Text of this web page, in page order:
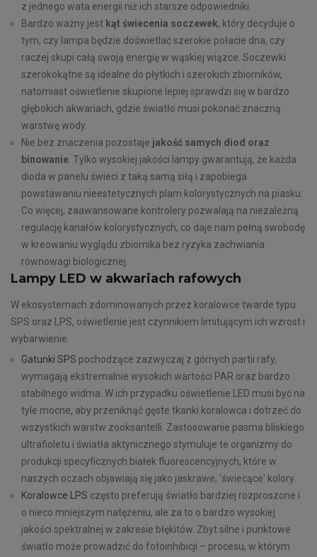
z jednego wata energii niż ich starsze odpowiedniki.
Bardzo ważny jest kąt świecenia soczewek, który decyduje o
tym, czy lampa będzie doświetlać szerokie połacie dna, czy
raczej skupi całą swoją energię w wąskiej wiązce. Soczewki
szerokokątne są idealne do płytkich i szerokich zbiorników,
natomiast oświetlenie skupione lepiej sprawdzi się w bardzo
głębokich akwariach, gdzie światło musi pokonać znaczną
warstwę wody.
Nie bez znaczenia pozostaje jakość samych diod oraz
binowanie . Tylko wysokiej jakości lampy gwarantują, że każda
dioda w panelu świeci z taką samą siłą i zapobiega
powstawaniu nieestetycznych plam kolorystycznych na piasku.
Co więcej, zaawansowane kontrolery pozwalają na niezależną
regulację kanałów kolorystycznych, co daje nam pełną swobodę
w kreowaniu wyglądu zbiornika bez ryzyka zachwiania
równowagi biologicznej.
Lampy LED w akwariach rafowych
W ekosystemach zdominowanych przez koralowce twarde typu
SPS oraz LPS, oświetlenie jest czynnikiem limitującym ich wzrost i
wybarwienie.
Gatunki SPS pochodzące zazwyczaj z górnych partii rafy,
wymagają ekstremalnie wysokich wartości PAR oraz bardzo
stabilnego widma. W ich przypadku oświetlenie LED musi być na
tyle mocne, aby przeniknąć gęste tkanki koralowca i dotrzeć do
wszystkich warstw zooksantelli. Zastosowanie pasma bliskiego
ultrafioletu i światła aktynicznego stymuluje te organizmy do
produkcji specyficznych białek fluorescencyjnych, które w
naszych oczach objawiają się jako jaskrawe, 'świecące' kolory.
Koralowce LPS często preferują światło bardziej rozproszone i
o nieco mniejszym natężeniu, ale za to o bardzo wysokiej
jakości spektralnej w zakresie błękitów. Zbyt silne i punktowe
światło może prowadzić do fotoinhibicji – procesu, w którym